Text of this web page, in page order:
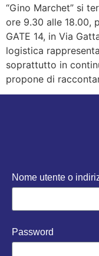
“Gino Marchet” si
ore 9.30 alle 18.00,
GATE 14, in Via
logistica
soprattutto in
propone di
Nome utente o
Password